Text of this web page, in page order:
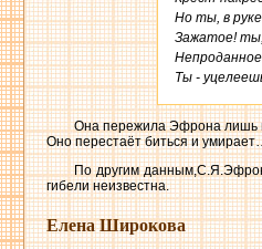
Но ты, в
Зажатое!
Ты -
Она пережила Эфрона лишь
Оно перестаёт биться и
По другим данным,С.Я.Эфрон
гибели неизвестна.
Елена Широкова